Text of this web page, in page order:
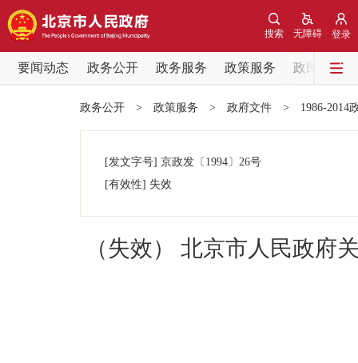
登录
无障碍
搜索
要闻动态 政务公开 政务服务 政策服务
政民互动
党中央精神
政务公开
政务公开 > 政策服务 > 政府文件 > 1986-2014
[发文字号] 京政发 〔1994〕 26号
[有效性] 失效
（失效） 北京市人民政府